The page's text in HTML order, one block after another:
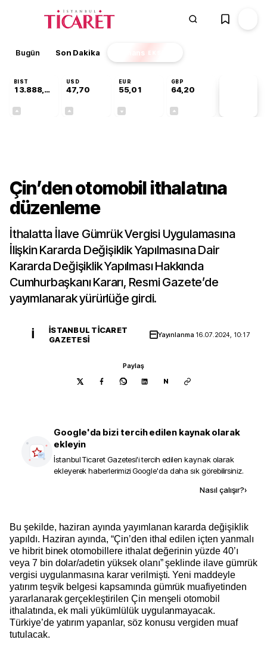
Bugün Son Dakika Finans EKSTRA
BIST
13.888,97
USD
47,70
EUR
55,01
GBP
64,20
Çin’den otomobil ithalatına
düzenleme
İthalatta İlave Gümrük Vergisi Uygulamasına
İlişkin Kararda Değişiklik Yapılmasına Dair
Kararda Değişiklik Yapılması Hakkında
Cumhurbaşkanı Kararı, Resmi Gazete’de
yayımlanarak yürürlüğe girdi.
İ
İSTANBUL TICARET
GAZETESI
Yayınlanma 16.07.2024, 10:17
Paylaş
N
Google'da bizi tercih edilen kaynak olarak
ekleyin
İstanbul Ticaret Gazetesi'i tercih edilen kaynak olarak
ekleyerek haberlerimizi Google'da daha sık görebilirsiniz.
Nasıl çalışır?›
Bu şekilde, haziran ayında yayımlanan kararda değişiklik
yapıldı. Haziran ayında, “Çin’den ithal edilen içten yanmalı
ve hibrit binek otomobillere ithalat değerinin yüzde 40’ı
veya 7 bin dolar/adetin yüksek olanı” şeklinde ilave gümrük
vergisi uygulanmasına karar verilmişti. Yeni maddeyle
yatırım teşvik belgesi kapsamında gümrük muafiyetinden
yararlanarak gerçekleştirilen Çin menşeli otomobil
ithalatında, ek mali yükümlülük uygulanmayacak.
Türkiye’de yatırım yapanlar, söz konusu vergiden muaf
tutulacak.